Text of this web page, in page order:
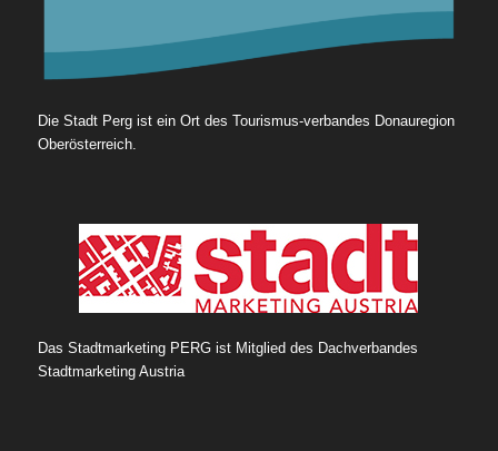
Die Stadt Perg ist ein Ort des Tourismus-verbandes Donauregion
Oberösterreich.
Das Stadtmarketing PERG ist Mitglied des Dachverbandes
Stadtmarketing Austria